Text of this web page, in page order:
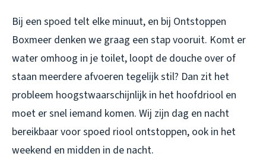
Bij een spoed telt elke minuut, en bij Ontstoppen
Boxmeer denken we graag een stap vooruit. Komt er
water omhoog in je toilet, loopt de douche over of
staan meerdere afvoeren tegelijk stil? Dan zit het
probleem hoogstwaarschijnlijk in het hoofdriool en
moet er snel iemand komen. Wij zijn dag en nacht
bereikbaar voor spoed riool ontstoppen, ook in het
weekend en midden in de nacht.